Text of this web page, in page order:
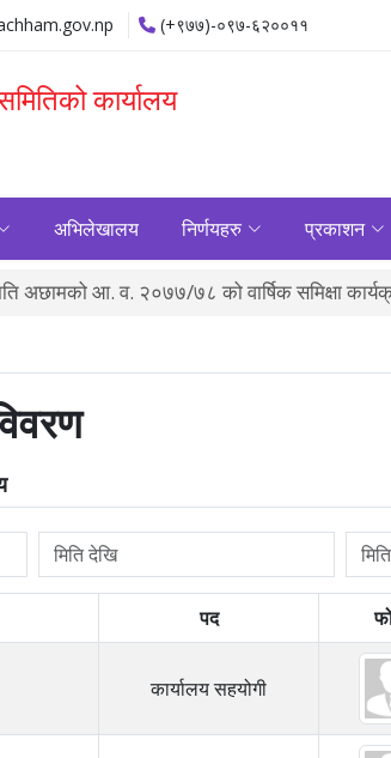
(+९७७)-०९७-६२००११
कार्यालय
अभिलेखालय निर्णयहरु प्रकाशन
अछामको आ. व. २०७७/७८ को वार्षिक समिक्षा
पद
कार्यालय सहयोगी